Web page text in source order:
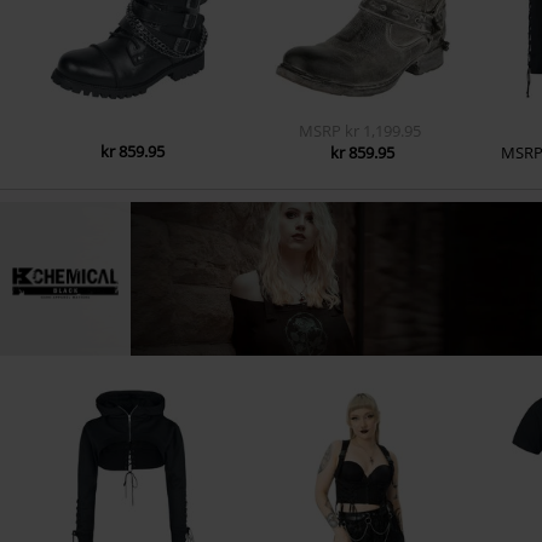
kr 859.95
MSRP kr 1,199.95
kr 859.95
MSRP